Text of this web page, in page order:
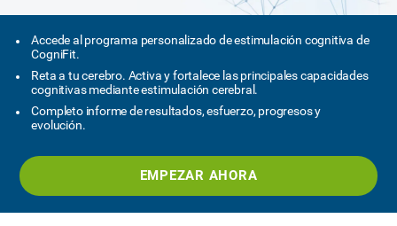
Accede al programa personalizado de estimulación cognitiva de
CogniFit.
Reta a tu cerebro. Activa y fortalece las principales capacidades
cognitivas mediante estimulación cerebral.
Completo informe de resultados, esfuerzo, progresos y
evolución.
EMPEZAR AHORA